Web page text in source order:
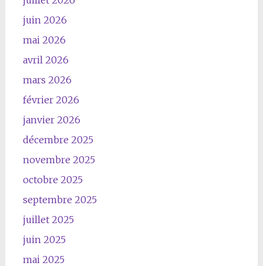
juin 2026
mai 2026
avril 2026
mars 2026
février 2026
janvier 2026
décembre 2025
novembre 2025
octobre 2025
septembre 2025
juillet 2025
juin 2025
mai 2025